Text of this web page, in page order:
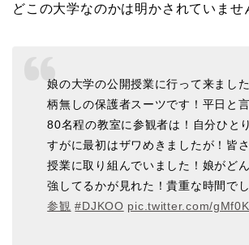
どこの大学なのかは明かされていませ
娘の大学の公開授業に行って来まし
柄無しの保護者スーツです！平日と
80名程の教室に参観者は！自分ひと
すがに最初はザワめきましたが！皆
授業に取り組んでいました！娘がど
強してるかが見れた！貴重な時間で
参観 #DJKOO pic.twitter.com/